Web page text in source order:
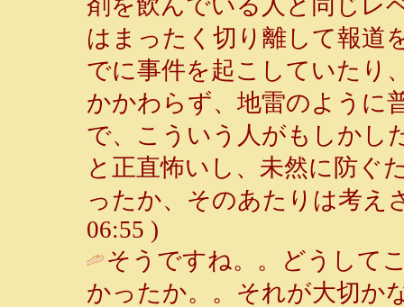
はまったく切り離して報道
でに事件を起こしていたり
かかわらず、地雷のように
で、こういう人がもしかし
と正直怖いし、未然に防ぐ
ったか、そのあたりは考え
06:55 )
そうですね。。どうして
かったか。。それが大切か